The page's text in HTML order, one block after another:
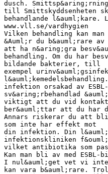
dusch. Smittsp&aring;rning
till Smittskyddsenheten
behandlande l&auml;kare.
www.vll.se/vardhygien
Vilken behandling kan
&Auml;r du b&auml;rare
att ha n&aring;gra
behandling. Om du har
bildande bakterier, till
exempel
infektion orsakad av
sv&aring;rbehandlad
viktigt att du vid kontakt
ber&auml;ttar att du har
Annars riskerar du att bli
som inte har effekt mot
din infektion. Din
infektionskliniken
vilket antibiotika som
Kan man bli av med ESBL-
I nul&auml;get vet vi inte
kan vara b&auml;rare.